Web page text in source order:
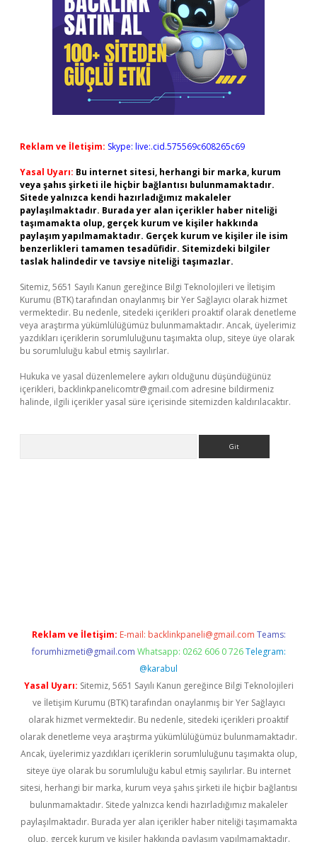
Reklam ve İletişim: Skype: live:.cid.575569c608265c69
Yasal Uyarı: Bu internet sitesi, herhangi bir marka, kurum
veya şahıs şirketi ile hiçbir bağlantısı bulunmamaktadır.
Sitede yalnızca kendi hazırladığımız makaleler
paylaşılmaktadır. Burada yer alan içerikler haber niteliği
taşımamakta olup, gerçek kurum ve kişiler hakkında
paylaşım yapılmamaktadır. Gerçek kurum ve kişiler ile isim
benzerlikleri tamamen tesadüfidir. Sitemizdeki bilgiler
taslak halindedir ve tavsiye niteliği taşımazlar.
Sitemiz, 5651 Sayılı Kanun gereğince Bilgi Teknolojileri ve İletişim
Kurumu (BTK) tarafından onaylanmış bir Yer Sağlayıcı olarak hizmet
vermektedir. Bu nedenle, sitedeki içerikleri proaktif olarak denetleme
veya araştırma yükümlülüğümüz bulunmamaktadır. Ancak, üyelerimiz
yazdıkları içeriklerin sorumluluğunu taşımakta olup, siteye üye olarak
bu sorumluluğu kabul etmiş sayılırlar.
Hukuka ve yasal düzenlemelere aykırı olduğunu düşündüğünüz
içerikleri, backlinkpanelicomtr@gmail.com adresine bildirmeniz
halinde, ilgili içerikler yasal süre içerisinde sitemizden kaldırılacaktır.
Reklam ve İletişim: E-mail: backlinkpaneli@gmail.com Teams:
forumhizmeti@gmail.com Whatsapp: 0262 606 0 726 Telegram:
@karabul
Yasal Uyarı: Sitemiz, 5651 Sayılı Kanun gereğince Bilgi Teknolojileri
ve İletişim Kurumu (BTK) tarafından onaylanmış bir Yer Sağlayıcı
olarak hizmet vermektedir. Bu nedenle, sitedeki içerikleri proaktif
olarak denetleme veya araştırma yükümlülüğümüz bulunmamaktadır.
Ancak, üyelerimiz yazdıkları içeriklerin sorumluluğunu taşımakta olup,
siteye üye olarak bu sorumluluğu kabul etmiş sayılırlar. Bu internet
sitesi, herhangi bir marka, kurum veya şahıs şirketi ile hiçbir bağlantısı
bulunmamaktadır. Sitede yalnızca kendi hazırladığımız makaleler
paylaşılmaktadır. Burada yer alan içerikler haber niteliği taşımamakta
olup, gerçek kurum ve kişiler hakkında paylaşım yapılmamaktadır.